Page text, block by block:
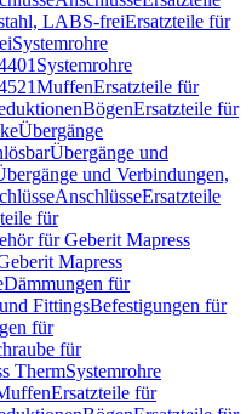
LABS-freiErsatzteile für
Systemrohre
Systemrohre
MuffenErsatzteile für
BögenErsatzteile für
Übergänge
Übergänge und
und Verbindungen,
AnschlüsseErsatzteile
für
für Geberit Mapress
Mapress
Dämmungen für
FittingsBefestigungen für
für
für
ThermSystemrohre
Ersatzteile für